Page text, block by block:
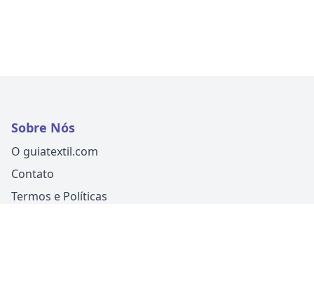
Sobre Nós
O guiatextil.com
Contato
Termos e Políticas